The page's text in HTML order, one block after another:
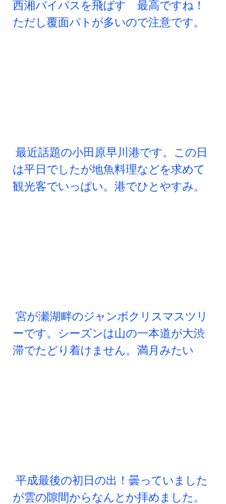
西湘バイパスを飛ばす　最高ですね！
ただし覆面パトが多いので注意です。
は平日でしたが地魚料理などを求めて
観光客でいっぱい。港でひとやすみ。
ーです。シーズンは山の一本道が大渋
滞でたどり着けません。満月みたい
が雲の隙間からなんとか拝めました。